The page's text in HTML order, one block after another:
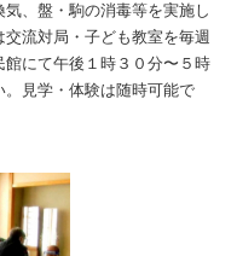
、盤・駒の消毒等を実施し
流対局・子ども教室を毎週
にて午後１時３０分〜５時
見学・体験は随時可能で